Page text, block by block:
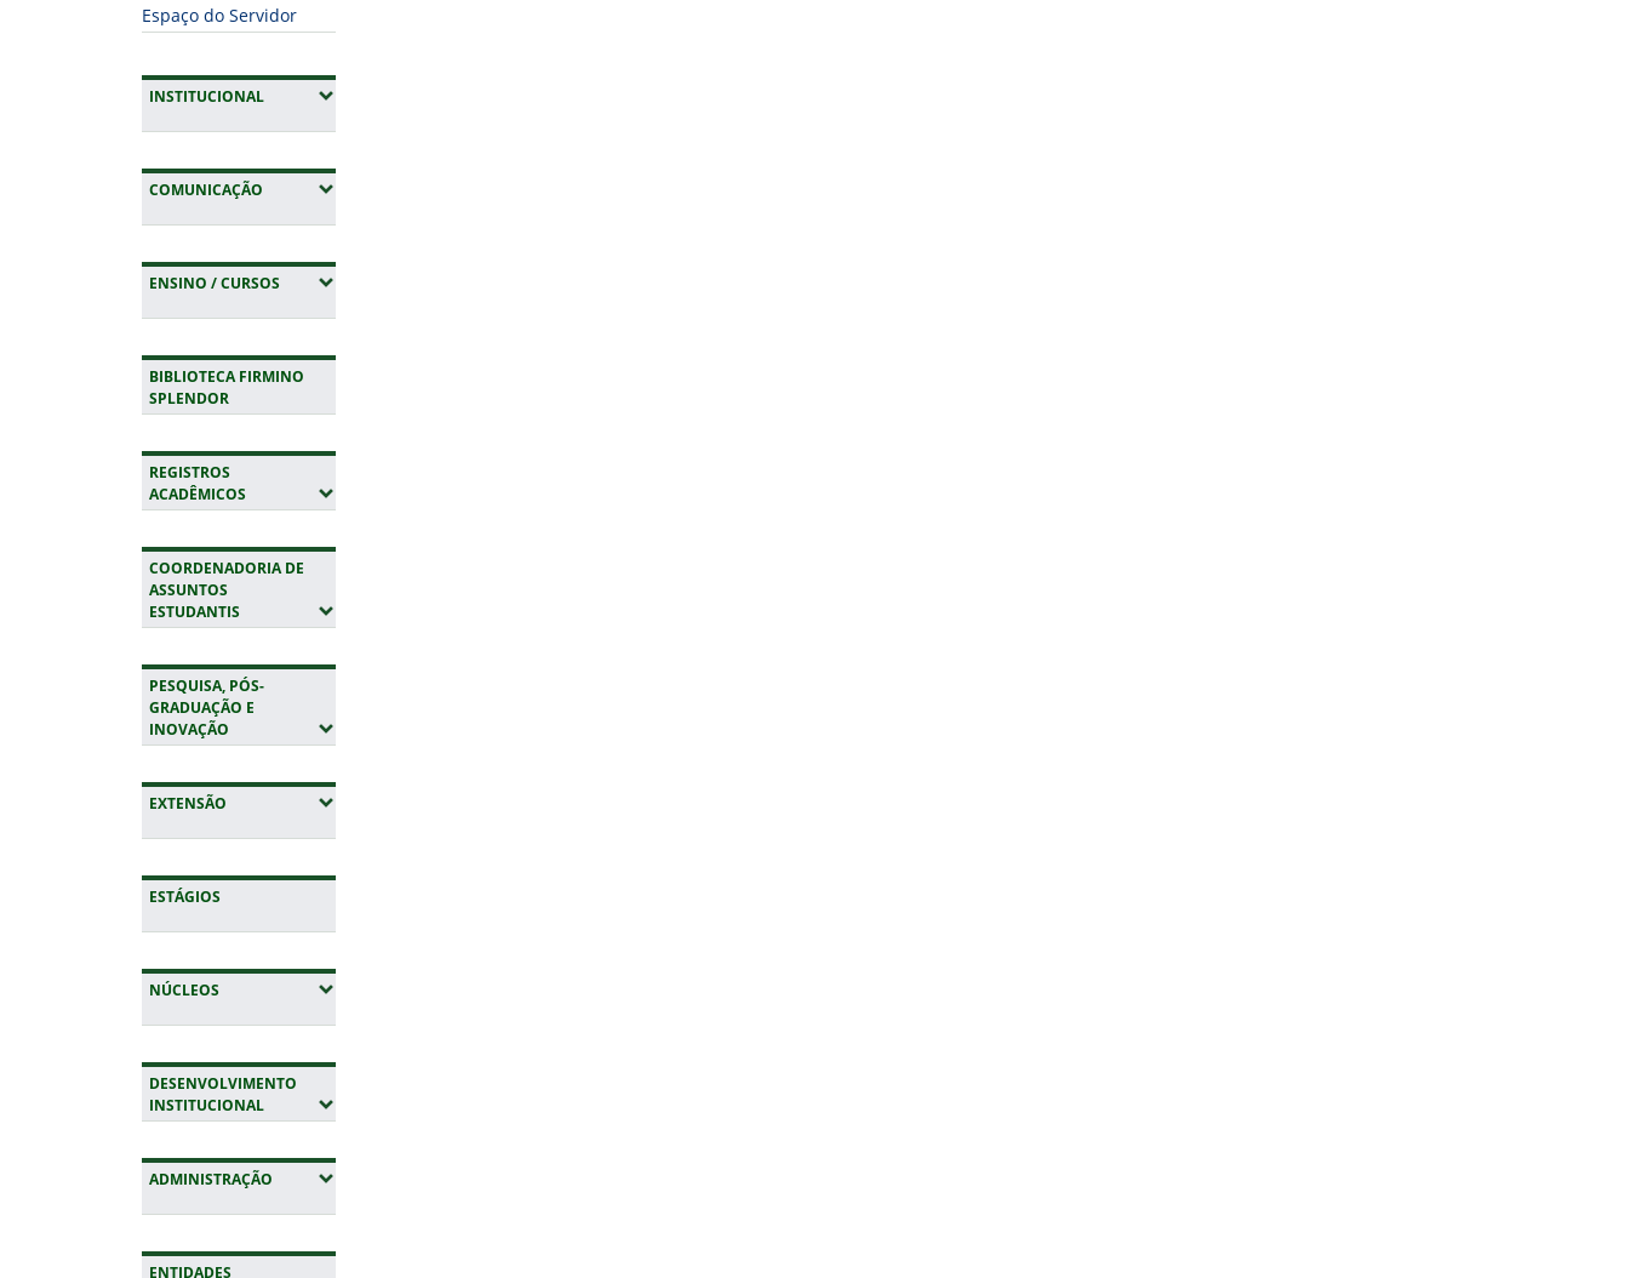
Espaço do Servidor
INSTITUCIONAL(EXPANDIR SUBMENUS)
COMUNICAÇÃO (EXPANDIR SUBMENUS)
ENSINO / CURSOS (EXPANDIR SUBMENUS)
BIBLIOTECA FIRMINO
SPLENDOR
REGISTROS
ACADÊMICOS (EXPANDIR SUBMENUS)
COORDENADORIA DE
ASSUNTOS
ESTUDANTIS (EXPANDIR SUBMENUS)
PESQUISA, PÓS-
GRADUAÇÃO E
INOVAÇÃO (EXPANDIR SUBMENUS)
EXTENSÃO (EXPANDIR SUBMENUS)
ESTÁGIOS
NÚCLEOS (EXPANDIR SUBMENUS)
DESENVOLVIMENTO
INSTITUCIONAL(EXPANDIR SUBMENUS)
ADMINISTRAÇÃO (EXPANDIR SUBMENUS)
ENTIDADES